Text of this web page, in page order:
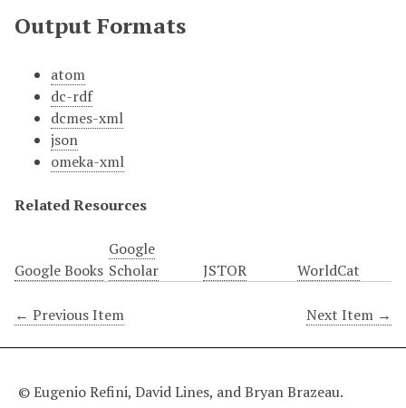
Output Formats
atom
dc-rdf
dcmes-xml
json
omeka-xml
Related Resources
Google Books
Google
Scholar
JSTOR WorldCat
← Previous Item Next Item →
© Eugenio Refini, David Lines, and Bryan Brazeau.